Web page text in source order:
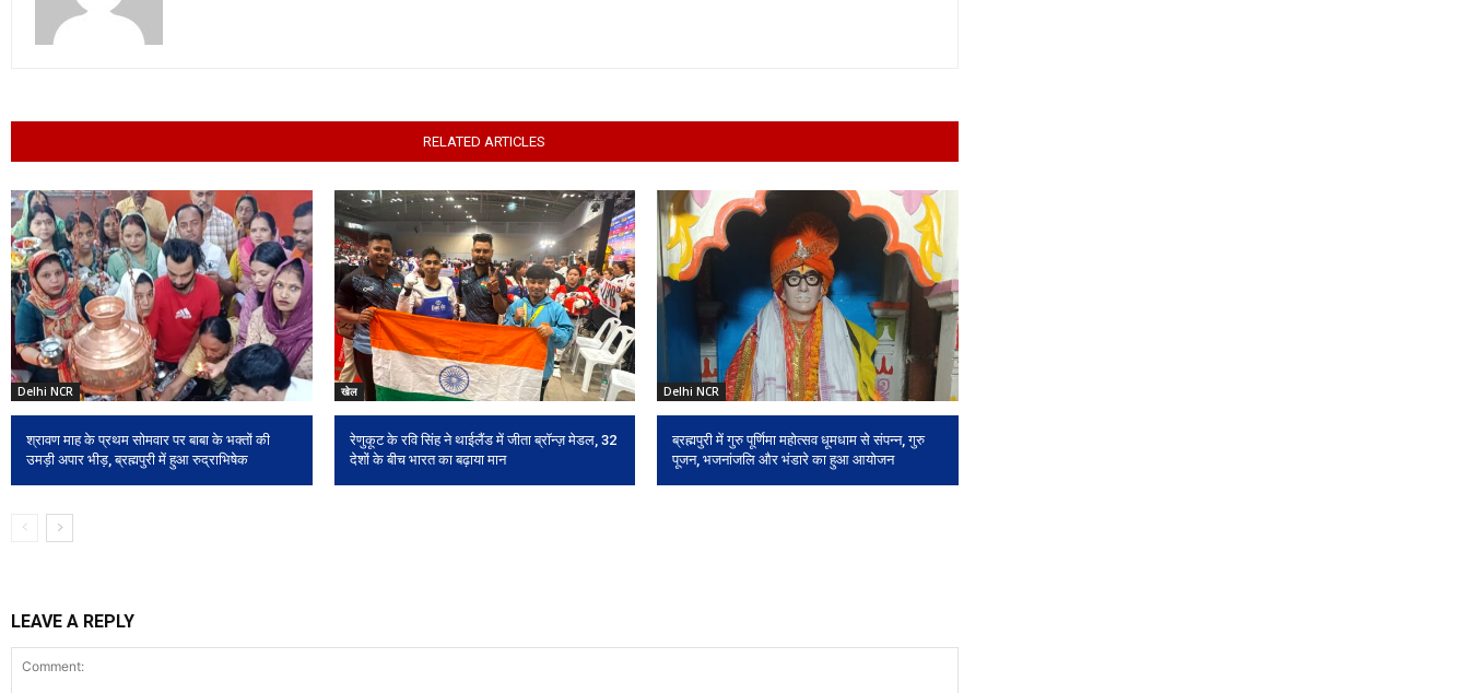
RELATED ARTICLES
Delhi NCR
श्रावण माह के प्रथम सोमवार पर बाबा के भक्तों की
उमड़ी अपार भीड़, ब्रह्मपुरी में हुआ रुद्राभिषेक
खेल
रेणुकूट के रवि सिंह ने थाईलैंड में जीता ब्रॉन्ज़ मेडल, 32
देशों के बीच भारत का बढ़ाया मान
Delhi NCR
ब्रह्मपुरी में गुरु पूर्णिमा महोत्सव धूमधाम से संपन्न, गुरु
पूजन, भजनांजलि और भंडारे का हुआ आयोजन
LEAVE A REPLY